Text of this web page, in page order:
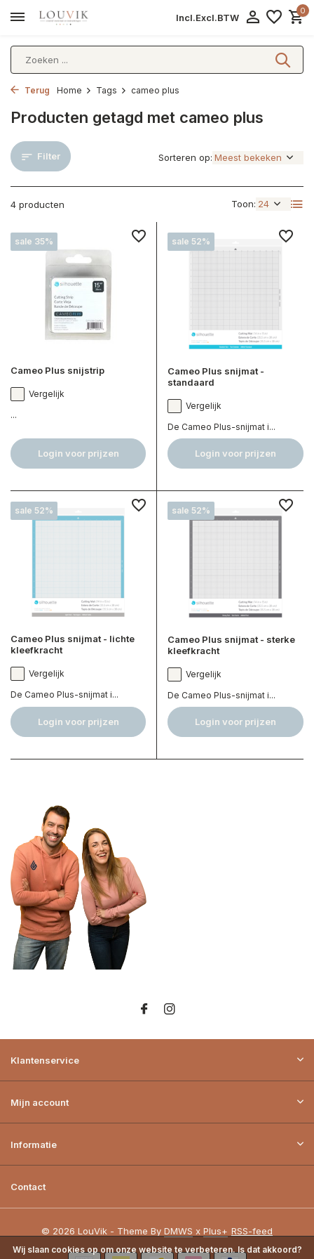
Incl.Excl.BTW
0
Terug Home Tags cameo plus
Producten getagd met cameo plus
Filter
4 producten Toon:
Sorteren op:
sale 35%
Cameo Plus snijstrip
Vergelijk
...
Login voor prijzen
sale 52%
Cameo Plus snijmat -
standaard
Vergelijk
De Cameo Plus-snijmat i...
Login voor prijzen
sale 52%
Cameo Plus snijmat - lichte
kleefkracht
Vergelijk
De Cameo Plus-snijmat i...
Login voor prijzen
sale 52%
Cameo Plus snijmat - sterke
kleefkracht
Vergelijk
De Cameo Plus-snijmat i...
Login voor prijzen
Klantenservice
Mijn account
Informatie
Contact
© 2026 LouVik - Theme By DMWS x Plus+ RSS-feed
Wij slaan cookies op om onze website te verbeteren. Is dat akkoord?